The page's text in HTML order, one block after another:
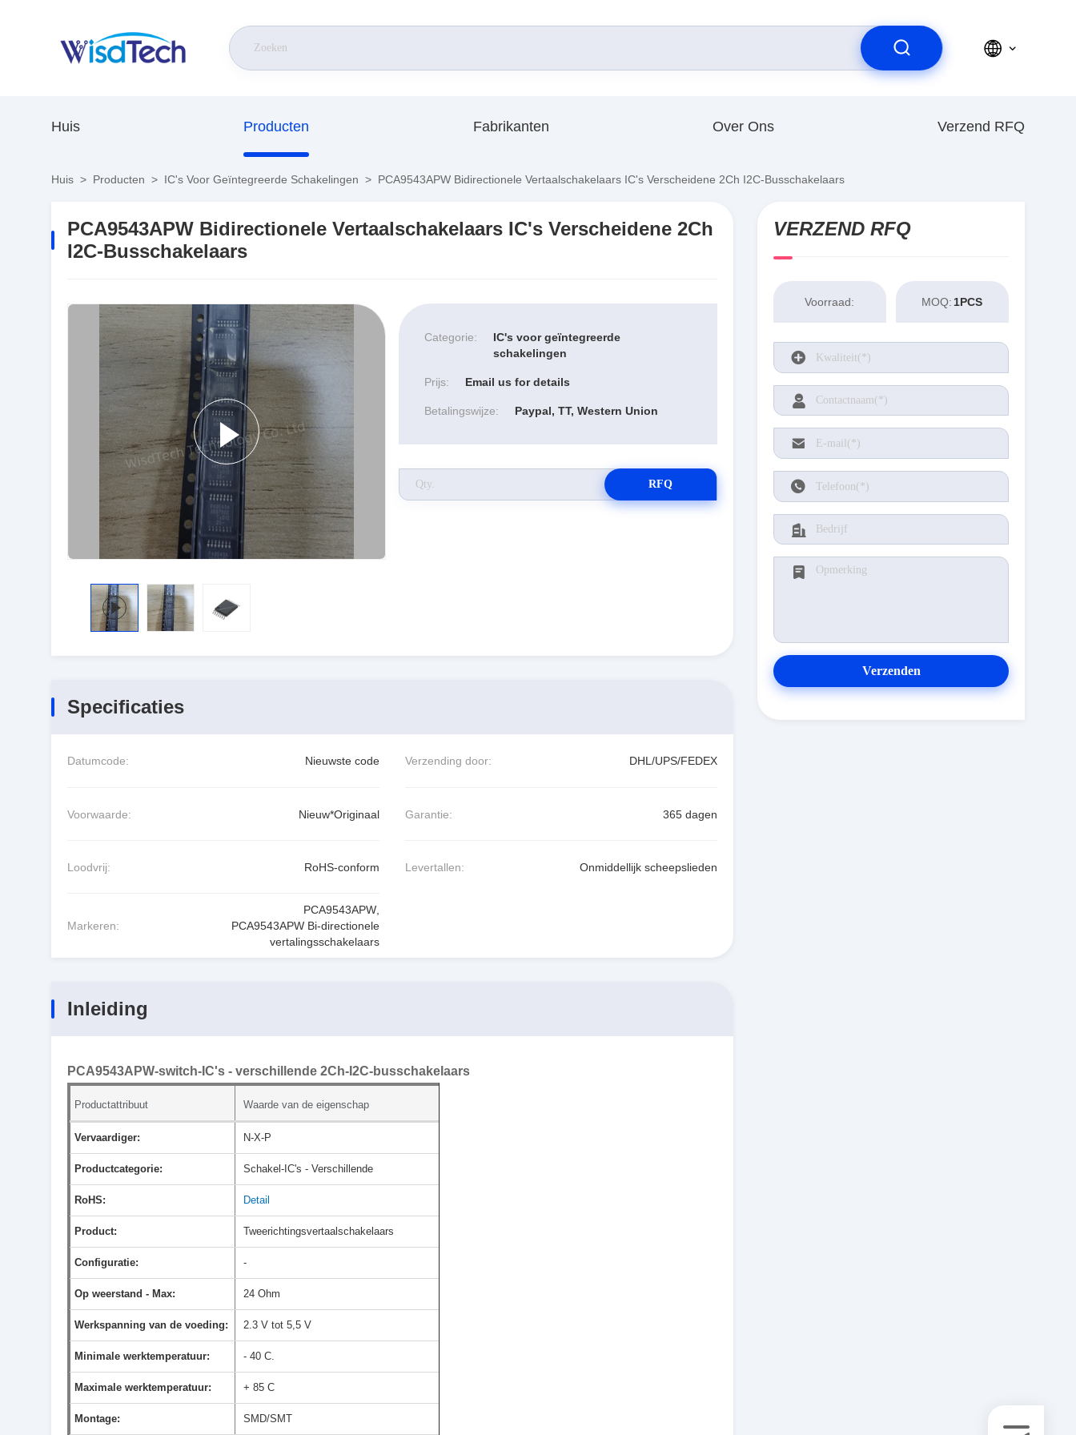
Huis Producten Fabrikanten Over Ons Verzend RFQ
Huis > Producten > IC's Voor Geïntegreerde Schakelingen > PCA9543APW Bidirectionele Vertaalschakelaars IC's Verscheidene 2Ch I2C-Busschakelaars
PCA9543APW Bidirectionele Vertaalschakelaars IC's Verscheidene 2Ch
I2C-Busschakelaars
Categorie:
IC's voor geïntegreerde
schakelingen
Prijs: Email us for details
Betalingswijze: Paypal, TT, Western Union
RFQ
Specificaties
Datumcode: Nieuwste code Verzending door: DHL/UPS/FEDEX
Voorwaarde: Nieuw*Originaal Garantie: 365 dagen
Loodvrij: RoHS-conform Levertallen: Onmiddellijk scheepslieden
Markeren:
PCA9543APW,
PCA9543APW Bi-directionele
vertalingsschakelaars
Inleiding
PCA9543APW-switch-IC's - verschillende 2Ch-I2C-busschakelaars
Productattribuut Waarde van de eigenschap
Vervaardiger: N-X-P
Productcategorie: Schakel-IC's - Verschillende
RoHS: Detail
Product: Tweerichtingsvertaalschakelaars
Configuratie: -
Op weerstand - Max: 24 Ohm
Werkspanning van de voeding: 2.3 V tot 5,5 V
Minimale werktemperatuur: - 40 C.
Maximale werktemperatuur: + 85 C
Montage: SMD/SMT
VERZEND RFQ
Voorraad: MOQ: 1PCS
Verzenden